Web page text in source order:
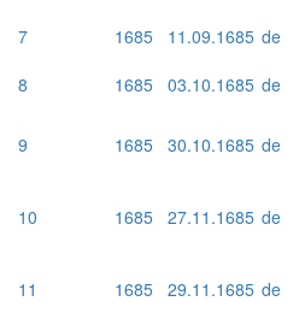
7 1685 11.09.1685 de
8
1685 03.10.1685 de
9 1685 30.10.1685 de
10 1685 27.11.1685 de
11 1685 29.11.1685 de